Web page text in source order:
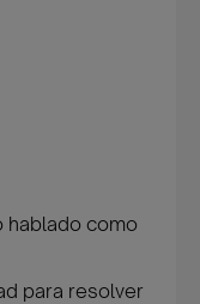
hablado como
para resolver